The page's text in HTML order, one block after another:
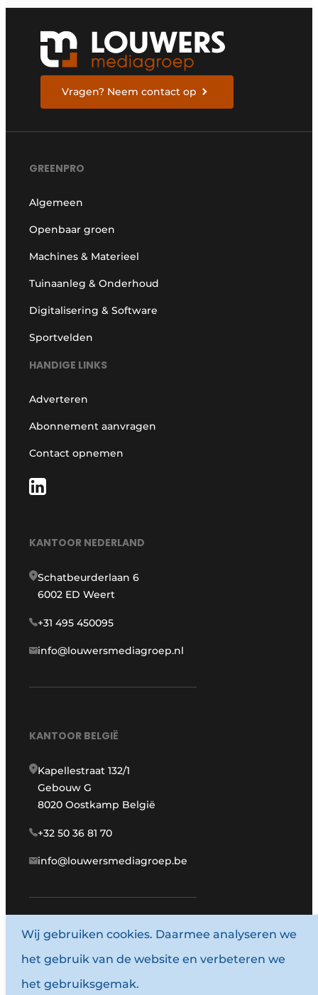
Vragen? Neem contact op
GREENPRO
Algemeen
Openbaar groen
Machines & Materieel
Tuinaanleg & Onderhoud
Digitalisering & Software
Sportvelden
HANDIGE LINKS
Adverteren
Abonnement aanvragen
Contact opnemen
KANTOOR NEDERLAND
Schatbeurderlaan 6
6002 ED Weert
+31 495 450095
info@louwersmediagroep.nl
KANTOOR BELGIË
Kapellestraat 132/1
Gebouw G
8020 Oostkamp België
+32 50 36 81 70
info@louwersmediagroep.be
www.louwersmediagroep.com
© 1987 - 2026 Louwersmediagroep.
Algemene voorwaarden
Wij gebruiken cookies. Daarmee analyseren we
het gebruik van de website en verbeteren we
het gebruiksgemak.